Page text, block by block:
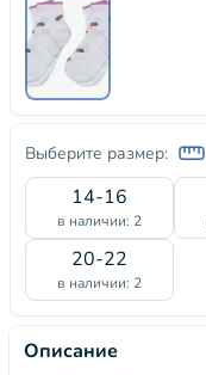
Выберите размер:
14-16
в наличии: 2
20-22
в наличии: 2
Описание